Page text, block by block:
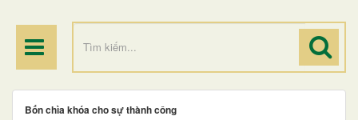
Bốn chìa khóa cho sự thành công